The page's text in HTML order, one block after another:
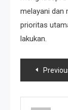
melayani dan
prioritas
lakukan.
Post